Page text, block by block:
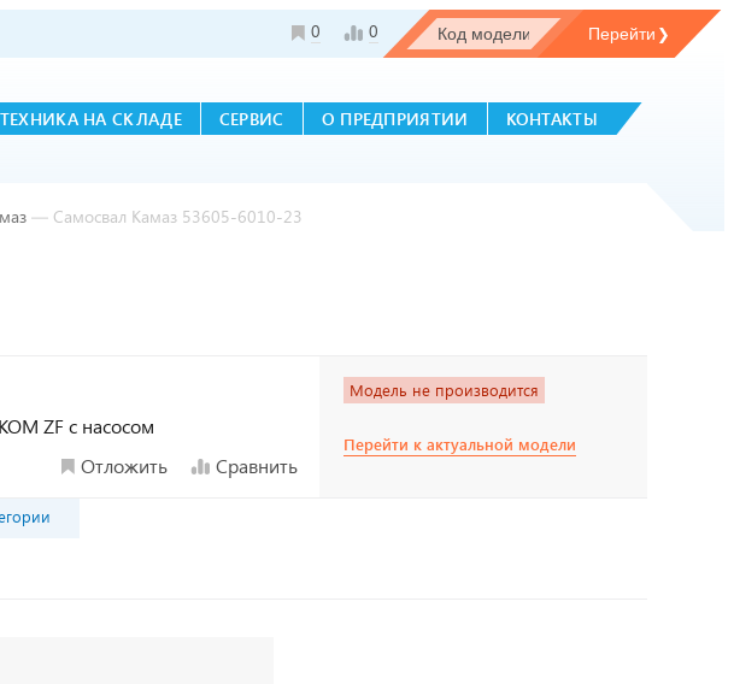
0 0
ТЕХНИКА НА СКЛАДЕ СЕРВИС О ПРЕДПРИЯТИИ КОНТАКТЫ
— Самосвал Камаз 53605-6010-23
ZF с насосом
Отложить
Сравнить
Модель не производится
Перейти к актуальной модели